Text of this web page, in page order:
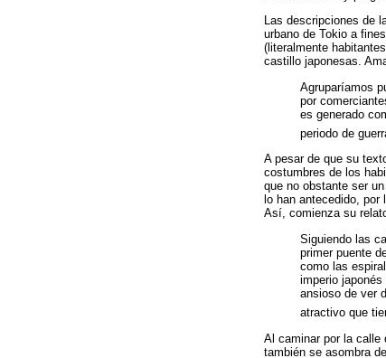
Las descripciones de
urbano de Tokio a
(literalmente
castillo japonesas.
Agruparíamos
por
es generado
periodo de
A pesar de que su
costumbres de los
que no obstante ser
lo han antecedido,
Así, comienza su
Siguiendo las
primer puente
como las
imperio
ansioso de ver
atractivo que
Al caminar por la calle
también se asombra